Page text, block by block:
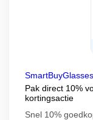
Pak direct 10%
kortingsactie
Snel 10%